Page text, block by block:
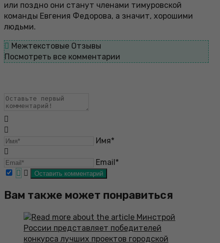
или поздно они станут членами тимуровской
команды Евгения Федорова, а значит, хорошими
людьми.
Межтекстовые Отзывы
Посмотреть все комментарии
Имя*
Email*
Вам также может понравиться